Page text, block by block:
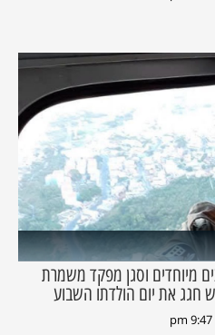
מיוחדים וסגן מפקד משמרת
את יום הולדתו השבוע
9:47 pm